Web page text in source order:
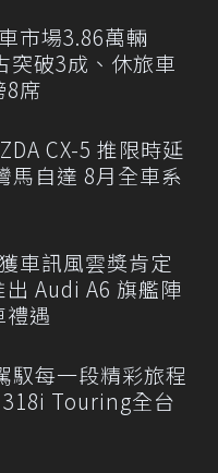
市場3.86萬輛
突破3成、休旅車
8席
CX-5 推限時延
馬自達 8月全車系
車訊風雲獎肯定
出 Audi A6 旗艦陣
禮遇
馭每一段精彩旅程
318i Touring全台